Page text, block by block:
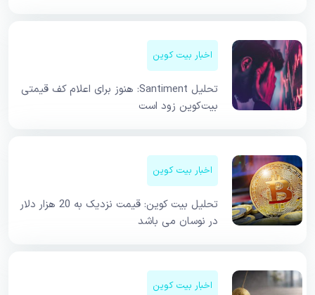
اخبار بیت کوین
تحلیل Santiment: هنوز برای اعلام کف قیمتی
بیت‌کوین زود است
اخبار بیت کوین
تحلیل بیت کوین: قیمت نزدیک به 20 هزار دلار
در نوسان می باشد
اخبار بیت کوین